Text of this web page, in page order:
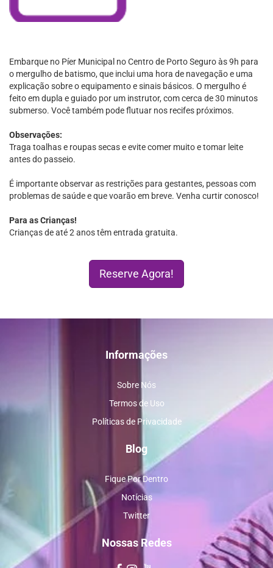
Embarque no Píer Municipal no Centro de Porto Seguro às 9h para
o mergulho de batismo, que inclui uma hora de navegação e uma
explicação sobre o equipamento e sinais básicos. O mergulho é
feito em dupla e guiado por um instrutor, com cerca de 30 minutos
submerso. Você também pode flutuar nos recifes próximos.
Observações:
Traga toalhas e roupas secas e evite comer muito e tomar leite
antes do passeio.
É importante observar as restrições para gestantes, pessoas com
problemas de saúde e que voarão em breve. Venha curtir conosco!
Para as Crianças!
Crianças de até 2 anos têm entrada gratuita.
Reserve Agora!
Informações
Sobre Nós
Termos de Uso
Políticas de Privacidade
Blog
Fique Por Dentro
Notícias
Twitter
Nossas Redes